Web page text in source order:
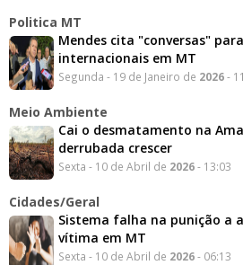
Politica MT
Mendes cita "conversas"
internacionais em MT
Segunda - 19 de Janeiro de 2026-
Meio Ambiente
Cai o desmatamento na
derrubada crescer
Sexta - 10 de Abril de 2026- 13:03
Cidades/Geral
Sistema falha na punição a
vítima em MT
Sexta - 10 de Abril de 2026- 06:13